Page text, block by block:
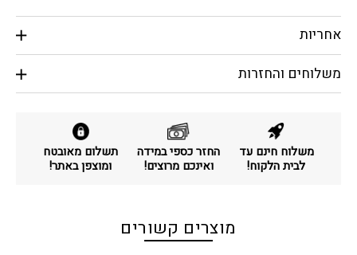
אחריות
משלוחים והחזרות
משלוח חינם עד
לבית הלקוח!
החזר כספי במידה
ואינכם מרוצים!
תשלום מאובטח
ומוצפן באתר!
מוצרים קשורים